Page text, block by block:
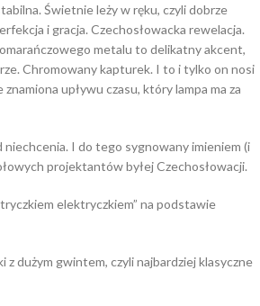
Świetnie leży w ręku, czyli dobrze
i gracja. Czechosłowacka rewelacja.
metalu to delikatny akcent,
Chromowany kapturek. I to i tylko on nosi
upływu czasu, który lampa ma za
niechcenia. I do tego sygnowany imieniem (i
projektantów byłej Czechosłowacji.
elektryczkiem” na podstawie
z dużym gwintem, czyli najbardziej klasyczne